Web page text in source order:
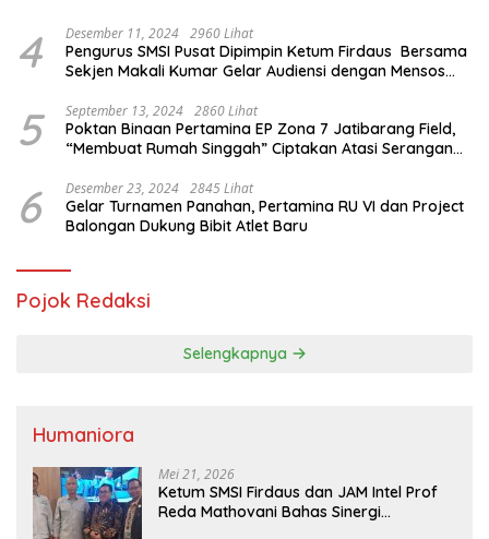
4 Desember 11, 2024 2960 Lihat
Pengurus SMSI Pusat Dipimpin Ketum Firdaus Bersama
Sekjen Makali Kumar Gelar Audiensi dengan Mensos
5 September 13, 2024 2860 Lihat
Poktan Binaan Pertamina EP Zona 7 Jatibarang Field,
“Membuat Rumah Singgah” Ciptakan Atasi Serangan
6 Desember 23, 2024 2845 Lihat
Gelar Turnamen Panahan, Pertamina RU VI dan Project
Balongan Dukung Bibit Atlet Baru
Pojok Redaksi
Selengkapnya
Humaniora
Mei 21, 2026
Ketum SMSI Firdaus dan JAM Intel Prof
Reda Mathovani Bahas Sinergi